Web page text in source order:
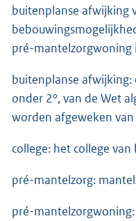
buitenplanse afwijking
pré-mantelzorgwoning
buitenplanse afwijking:
onder 2°, van de Wet
worden afgeweken
college: het college
pré-mantelzorg:
pré-